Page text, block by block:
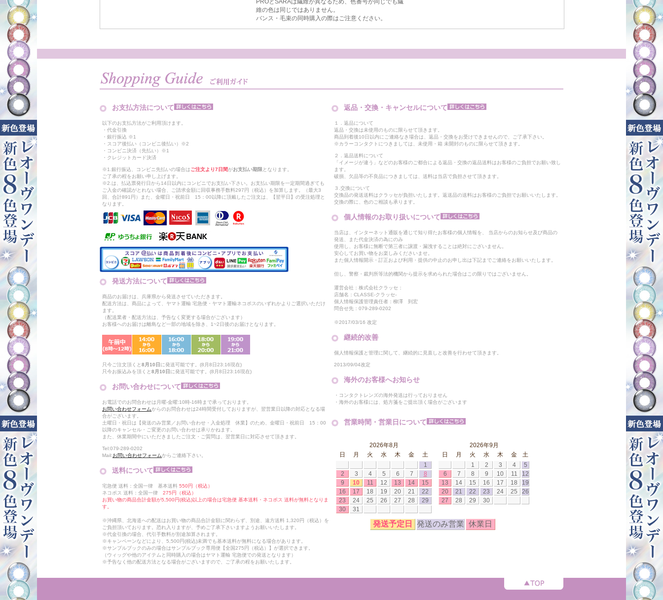
維の色は同じではありません。
バンス・毛束の同時購入の際はご注意ください。
お支払方法について
以下のお支払方法がご利用頂けます。
・代金引換
・銀行振込 ※1
・スコア後払い（コンビニ後払い）※2
・コンビニ決済（先払い）※1
・クレジットカード決済
※1.銀行振込、コンビニ先払いの場合はご注文より7日間がお支払い期限 となります。
ご了承の程をお願い申し上げます。
※2.は、払込票発行日から14日以内にコンビニでお支払い下さい。お支払い期限を一定期間過ぎても
ご入金の確認がとれない場合、ご請求金額に回収事務手数料297円（税込）を加算します。（最大3
回、合計891円）また、金曜日・祝前日 15：00以降に頂戴したご注文は、【翌平日】の受注処理と
なります。
発送方法について
商品のお届けは、兵庫県から発送させていただきます。
配送方法は、商品によって、ヤマト運輸 宅急便・ヤマト運輸ネコポスのいずれかよりご選択いただけ
ます。
（配送業者・配送方法は、予告なく変更する場合がございます）
お客様へのお届けは離島など一部の地域を除き、1~2日後のお届けとなります。
只今ご注文頂くと8月10日 に発送可能です。(8月8日23:16現在)
只今お振込みを頂くと8月10日 に発送可能です。(8月8日23:16現在)
お問い合わせについて
お電話でのお問合わせは月曜-金曜:10時-16時まで承っております。
お問い合わせフォームからのお問合わせは24時間受付しておりますが、翌営業日以降の対応となる場
合がございます。
土曜日・祝日は【発送のみ営業／お問い合わせ・入金処理 休業】のため、金曜日・祝前日 15：00
以降のキャンセル・ご変更のお問い合わせは承りかねます。
また、休業期間中にいただきましたご注文・ご質問は、翌営業日に対応させて頂きます。
Tel:079-289-0202
Mail:お問い合わせフォームからご連絡下さい。
送料について
宅急便 送料：全国一律 基本送料 550円（税込）
ネコポス 送料：全国一律 275円（税込）
お買い物の商品合計金額が5,500円(税込)以上の場合は宅急便 基本送料・ネコポス 送料が無料となりま
す。
※沖縄県、北海道への配送はお買い物の商品合計金額に関わらず、別途、遠方送料 1,320円（税込）を
ご負担頂いております。恐れ入りますが、予めご了承下さいますようお願いいたします。
※代金引換の場合、代引手数料が別途加算されます。
※キャンペーンなどにより、5,500円(税込)未満でも基本送料が無料になる場合があります。
※サンプルブックのみの場合はサンプルブック専用便【全国275円（税込）】が選択できます。
（ウィッグや他のアイテムと同時購入の場合はヤマト運輸 宅急便での発送となります）
※予告なく他の配送方法となる場合がございますので、ご了承の程をお願いたします。
返品・交換・キャンセルについて
１．返品について
返品・交換は未使用のものに限らせて頂きます。
商品到着後10日以内にご連絡なき場合は、返品・交換をお受けできませんので、ご了承下さい。
※カラーコンタクトにつきましては、未使用・箱 未開封のものに限らせて頂きます。
２．返品送料について
「イメージが違う」などのお客様のご都合による返品・交換の返品送料はお客様のご負担でお願い致し
ます。
破損、欠品等の不良品につきましては、送料は当店で負担させて頂きます。
３.交換について
交換品の発送送料はクラッセが負担いたします。返送品の送料はお客様のご負担でお願いいたします。
交換の際に、色のご相談も承ります。
個人情報のお取り扱いについて
当店は、インターネット通販を通じて知り得たお客様の個人情報を、 当店からのお知らせ及び商品の
発送、また代金決済の為にのみ
使用し、お客様に無断で第三者に譲渡・漏洩することは絶対にございません。
安心してお買い物をお楽しみくださいませ。
また個人情報開示・訂正および利用・提供の中止のお申し出は下記までご連絡をお願いいたします。
但し、警察・裁判所等法的機関から提示を求められた場合はこの限りではございません。
運営会社：株式会社クラッセ：
店舗名：CLASSE-クラッセ-
個人情報保護管理責任者：柳澤 到宏
問合せ先：079-289-0202
※2017/03/16 改定
継続的改善
個人情報保護と管理に関して、継続的に見直しと改善を行わせて頂きます。
2013/09/04改定
海外のお客様へお知らせ
・コンタクトレンズの海外発送は行っておりません
・海外のお客様には、処方箋をご提出頂く場合がございます
営業時間・営業日について
2026年8月
日
月 火 水 木 金
土
1
2
3 4 5 6 7
8
9
10 11 12 13 14
15
16
17 18 19 20 21
22
23
24 25 26 27 28
29
30
31
2026年9月
日
月 火 水 木 金
土
1
2 3 4
5
6
7 8 9 10 11
12
13
14 15 16 17 18
19
20
21 22 23 24 25
26
27
28 29 30
発送予定日 発送のみ営業 休業日